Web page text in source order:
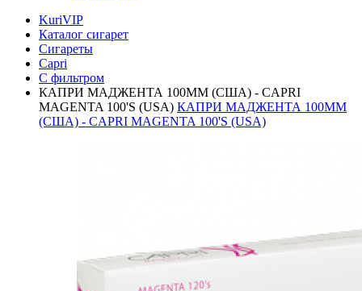
KuriVIP
Каталог сигарет
Сигареты
Capri
С фильтром
КАПРИ МАДЖЕНТА 100ММ (США) - CAPRI
MAGENTA 100'S (USA) КАПРИ МАДЖЕНТА 100ММ
(США) - CAPRI MAGENTA 100'S (USA)